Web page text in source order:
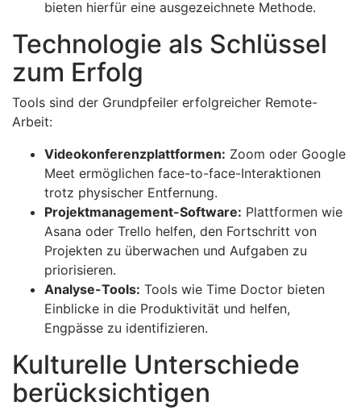
bieten hierfür eine ausgezeichnete Methode.
Technologie als Schlüssel
zum Erfolg
Tools sind der Grundpfeiler erfolgreicher Remote-
Arbeit:
Videokonferenzplattformen: Zoom oder Google
Meet ermöglichen face-to-face-Interaktionen
trotz physischer Entfernung.
Projektmanagement-Software: Plattformen wie
Asana oder Trello helfen, den Fortschritt von
Projekten zu überwachen und Aufgaben zu
priorisieren.
Analyse-Tools: Tools wie Time Doctor bieten
Einblicke in die Produktivität und helfen,
Engpässe zu identifizieren.
Kulturelle Unterschiede
berücksichtigen